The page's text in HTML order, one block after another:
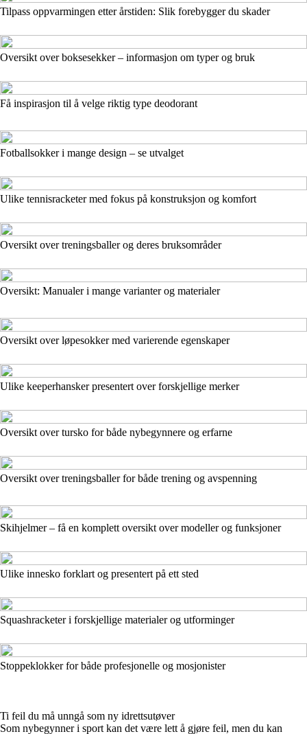
Tilpass oppvarmingen etter årstiden: Slik forebygger du skader
Oversikt over boksesekker – informasjon om typer og bruk
Få inspirasjon til å velge riktig type deodorant
Fotballsokker i mange design – se utvalget
Ulike tennisracketer med fokus på konstruksjon og komfort
Oversikt over treningsballer og deres bruksområder
Oversikt: Manualer i mange varianter og materialer
Oversikt over løpesokker med varierende egenskaper
Ulike keeperhansker presentert over forskjellige merker
Oversikt over tursko for både nybegynnere og erfarne
Oversikt over treningsballer for både trening og avspenning
Skihjelmer – få en komplett oversikt over modeller og funksjoner
Ulike innesko forklart og presentert på ett sted
Squashracketer i forskjellige materialer og utforminger
Stoppeklokker for både profesjonelle og mosjonister
Ti feil du må unngå som ny idrettsutøver
Som nybegynner i sport kan det være lett å gjøre feil, men du kan